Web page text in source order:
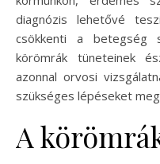
diagnózis lehetővé
csökkenti a betegség
körömrák tüneteinek
azonnal orvosi
szükséges lépéseket
A